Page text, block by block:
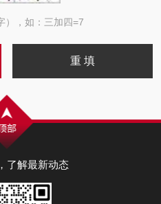
），如：三加四=7
了解最新动态